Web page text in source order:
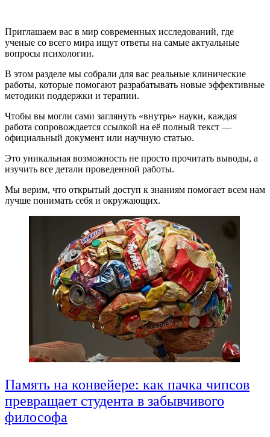
Приглашаем вас в мир современных исследований, где
ученые со всего мира ищут ответы на самые актуальные
вопросы психологии.
В этом разделе мы собрали для вас реальные клинические
работы, которые помогают разрабатывать новые эффективные
методики поддержки и терапии.
Чтобы вы могли сами заглянуть «внутрь» науки, каждая
работа сопровождается ссылкой на её полный текст —
официальный документ или научную статью.
Это уникальная возможность не просто прочитать выводы, а
изучить все детали проведенной работы.
Мы верим, что открытый доступ к знаниям помогает всем нам
лучше понимать себя и окружающих.
Память на конвейере: как пачка чипсов
превращает студента в забывчивого
философа